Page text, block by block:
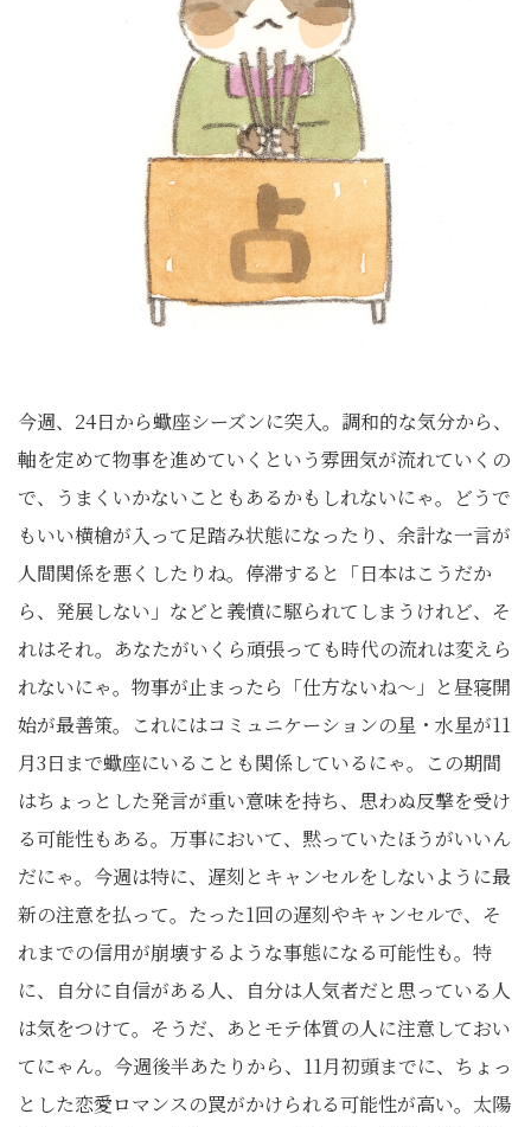
今週、24日から蠍座シーズンに突入。調和的な気分から、
軸を定めて物事を進めていくという雰囲気が流れていくの
で、うまくいかないこともあるかもしれないにゃ。どうで
もいい横槍が入って足踏み状態になったり、余計な一言が
人間関係を悪くしたりね。停滞すると「日本はこうだか
ら、発展しない」などと義憤に駆られてしまうけれど、そ
れはそれ。あなたがいくら頑張っても時代の流れは変えら
れないにゃ。物事が止まったら「仕方ないね〜」と昼寝開
始が最善策。これにはコミュニケーションの星・水星が11
月3日まで蠍座にいることも関係しているにゃ。この期間
はちょっとした発言が重い意味を持ち、思わぬ反撃を受け
る可能性もある。万事において、黙っていたほうがいいん
だにゃ。今週は特に、遅刻とキャンセルをしないように最
新の注意を払って。たった1回の遅刻やキャンセルで、そ
れまでの信用が崩壊するような事態になる可能性も。特
に、自分に自信がある人、自分は人気者だと思っている人
は気をつけて。そうだ、あとモテ体質の人に注意しておい
てにゃん。今週後半あたりから、11月初頭までに、ちょっ
とした恋愛ロマンスの罠がかけられる可能性が高い。太陽